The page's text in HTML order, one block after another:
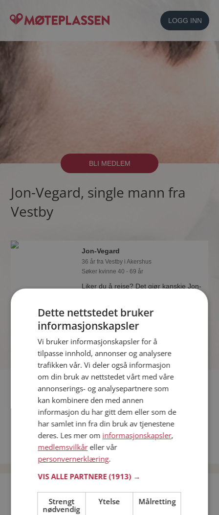
LOGG INN
BLI MEDLEM
Jon-Vegard, single mann fra
Vestby
Jon-Vegard
36 år fra Vestby i Akershus
Søker kvinne 40 - 69 år
Liker du å reise? Det gjør kanskje Jon-
spennende fakta.
Fler single
Flere singlemenn fra Vestby :Terje,Kent,Tor Arne
Kvinner fra Vestby
Date kvinner i Norge
Date menn i Norge
Bli medlem gratis!
Dette nettstedet bruker
informasjonskapsler
Vi bruker informasjonskapsler for å
tilpasse innhold, annonser og analysere
trafikken vår. Vi deler også informasjon
om din bruk av nettstedet vårt med våre
annonserings- og analysepartnere som
kan kombinere den med annen
informasjon du har gitt dem eller som de
har samlet inn fra din bruk av tjenestene
deres. Les mer om informasjonskapsler,
medlemsvilkåreller vår
personvernerklæring.
VIS ALLE PARTNERE(1913) →
Strengt
nødvendig
Ytelse Målretting